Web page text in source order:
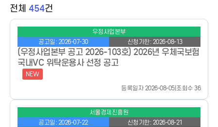
전체 454건
우정사업본부
공고일: 2026-07-30
신청기한: 2026-08-13
(우정사업본부 공고 2026-103호) 2026년 우체국보험
국내VC 위탁운용사 선정 공고
NEW
등록일자 2026-08-05| 조회수 36
서울경제진흥원
공고일: 2026-07-22
신청기한: 2026-08-21